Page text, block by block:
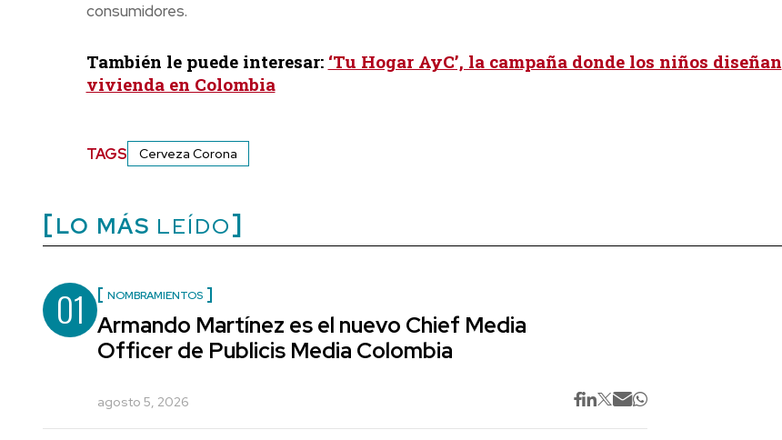
consumidores.
También le puede interesar: ‘Tu Hogar AyC’, la campaña donde los niños diseñan
vivienda en Colombia
TAGS Cerveza Corona
LO MÁS LEÍDO
01 NOMBRAMIENTOS
Armando Martínez es el nuevo Chief Media
Officer de Publicis Media Colombia
agosto 5, 2026